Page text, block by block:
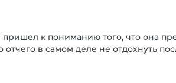
к пониманию того, что она
в самом деле не отдохнуть